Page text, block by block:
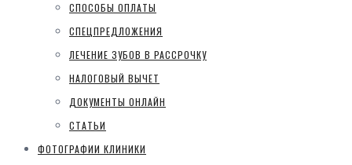
СПОСОБЫ ОПЛАТЫ
СПЕЦПРЕДЛОЖЕНИЯ
ЛЕЧЕНИЕ ЗУБОВ В РАССРОЧКУ
НАЛОГОВЫЙ ВЫЧЕТ
ДОКУМЕНТЫ ОНЛАЙН
СТАТЬИ
ФОТОГРАФИИ КЛИНИКИ